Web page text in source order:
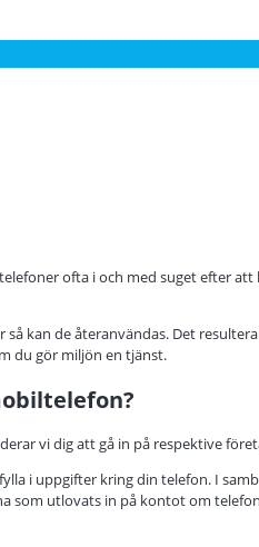
ofta i och med suget efter
kan de återanvändas. Det
du gör miljön en tjänst.
vi dig att gå in på respektive
i uppgifter kring din telefon. I
utlovats in på kontot om